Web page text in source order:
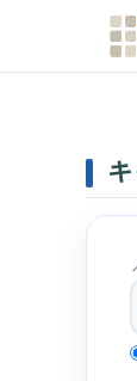
マ